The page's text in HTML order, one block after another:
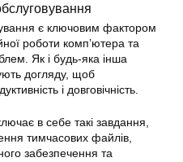
є ключовим фактором
роботи комп’ютера та
Як і будь-яка інша
догляду, щоб
і довговічність.
в себе такі завдання,
тимчасових файлів,
забезпечення та